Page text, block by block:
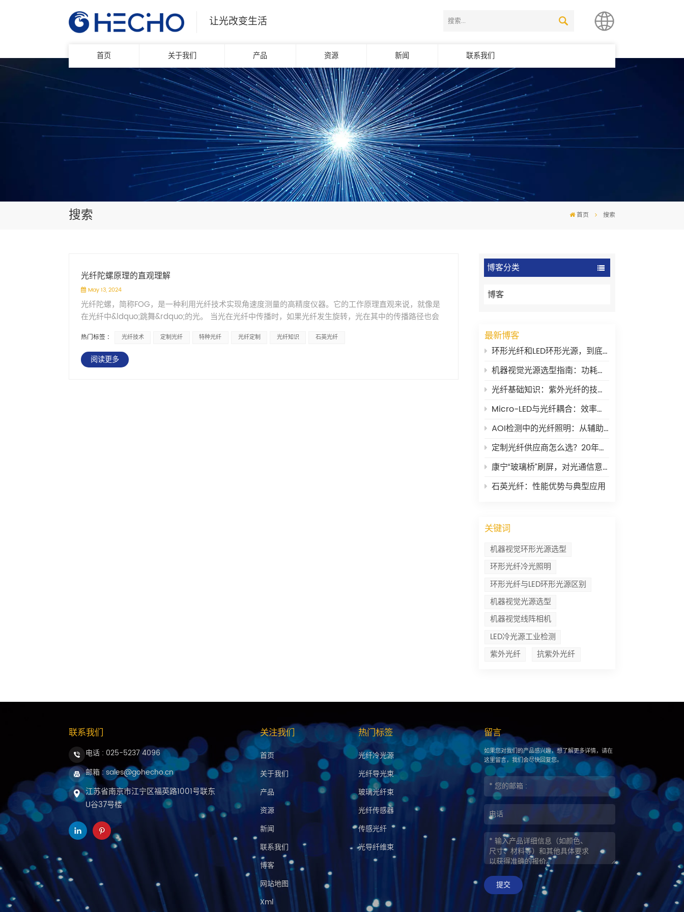
让光改变生活
简体中文
English
首页 关于我们 产品 资源 新闻 联系我们
搜索 首页 搜索
博客分类
博客
最新博客
环形光纤和LED环形光源，到底有什么区别？
机器视觉光源选型指南：功耗、稳定性与波长
光纤基础知识：紫外光纤的技术要点
Micro-LED与光纤耦合：效率瓶颈在哪里？
AOI检测中的光纤照明：从辅助工具到核心环节
定制光纤供应商怎么选？20年老兵的一些大实话
康宁“玻璃桥”刷屏，对光通信意味着什么？
石英光纤：性能优势与典型应用
关键词
机器视觉环形光源选型
环形光纤冷光照明
环形光纤与LED环形光源区别
机器视觉光源选型
机器视觉线阵相机
LED冷光源工业检测
紫外光纤
抗紫外光纤
光纤陀螺原理的直观理解
May 13, 2024
光纤陀螺，简称FOG，是一种利用光纤技术实现角速度测量的高精度仪器。它的工作原理直观来说，就像是
在光纤中&ldquo;跳舞&rdquo;的光。 当光在光纤中传播时，如果光纤发生旋转，光在其中的传播路径也会
高精度的光学系统和电子信号处理系统。光学系统确保光在光纤中稳定传播，而电子系统则负责接收并处理
光信号，从而得到精确的角速度数据。由于其高灵敏度、快速响应和长期稳定性，光纤陀螺在航空、航天、
航海等领域得到了广泛应用，为导航和控制系统提供了重要的角速度测量手段。
热门标签 : 光纤技术 定制光纤 特种光纤 光纤定制 光纤知识 石英光纤
阅读更多
联系我们
电话 : 025-5237 4096
邮箱 : sales@gohecho.cn
江苏省南京市江宁区福英路1001号联东
U谷37号楼
关注我们
首页
关于我们
产品
资源
新闻
联系我们
博客
网站地图
Xml
热门标签
光纤冷光源
光纤导光束
玻璃光纤束
光纤传感器
传感光纤
光导纤维束
留言
如果您对我们的产品感兴趣，想了解更多详情，请在
这里留言，我们会尽快回复您。
提交